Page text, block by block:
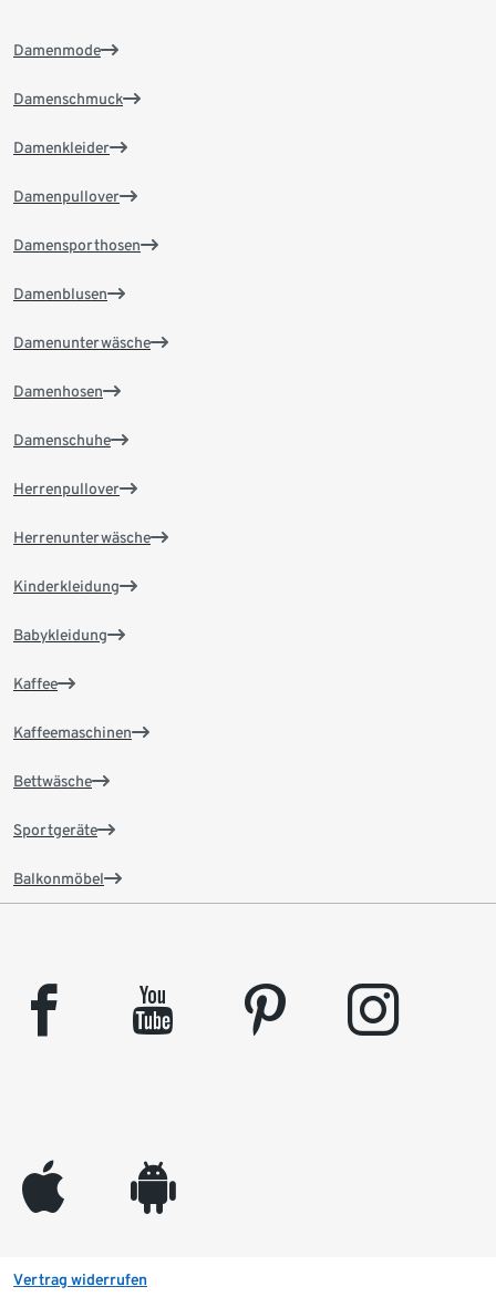
Damenmode
Damenschmuck
Damenkleider
Damenpullover
Damensporthosen
Damenblusen
Damenunterwäsche
Damenhosen
Damenschuhe
Herrenpullover
Herrenunterwäsche
Kinderkleidung
Babykleidung
Kaffee
Kaffeemaschinen
Bettwäsche
Sportgeräte
Balkonmöbel
facebook youtube pinterest instagram
appleinc android
Vertrag widerrufen